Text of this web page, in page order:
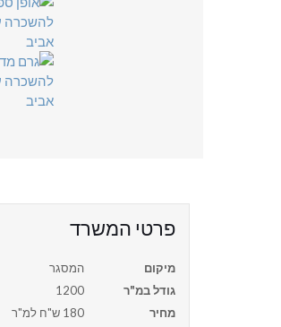
פרטי המשרד
מיקום
המסגר
גודל במ"ר
1200
מחיר
180 ש"ח למ"ר